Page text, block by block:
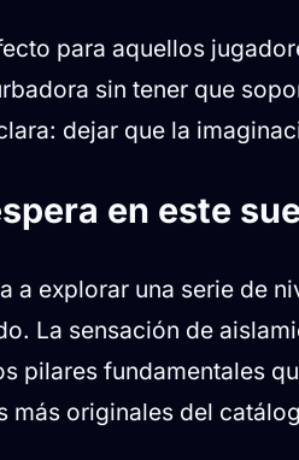
para aquellos
sin tener que
dejar que la
en este
a explorar una serie de
La sensación de
pilares fundamentales
más originales del